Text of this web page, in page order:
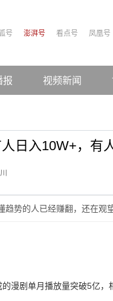
号 澎湃号 看点号 凤凰号
报 视频新闻
日入10W+，有
趋势的人已经赚翻，还在观
漫剧单月播放量突破5亿